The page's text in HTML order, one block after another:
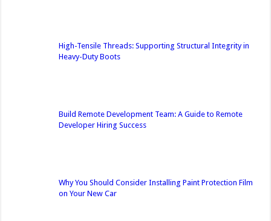
High-Tensile Threads: Supporting Structural Integrity in
Heavy-Duty Boots
Build Remote Development Team: A Guide to Remote
Developer Hiring Success
Why You Should Consider Installing Paint Protection Film
on Your New Car